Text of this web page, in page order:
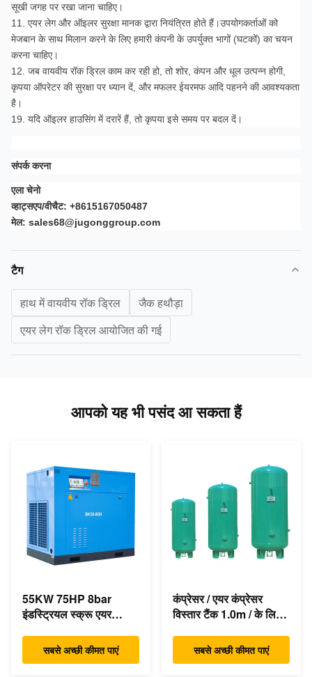
सूखी जगह पर रखा जाना चाहिए।
11. एयर लेग और ऑइलर सुरक्षा मानक द्वारा नियंत्रित होते हैं।उपयोगकर्ताओं को
मेजबान के साथ मिलान करने के लिए हमारी कंपनी के उपर्युक्त भागों (घटकों) का चयन
करना चाहिए।
12. जब वायवीय रॉक ड्रिल काम कर रही हो, तो शोर, कंपन और धूल उत्पन्न होगी,
कृपया ऑपरेटर की सुरक्षा पर ध्यान दें, और मफलर ईयरमफ आदि पहनने की आवश्यकता
है।
19. यदि ऑइलर हाउसिंग में दरारें हैं, तो कृपया इसे समय पर बदल दें।
संपर्क करना
एला चेनो
व्हाट्सएप/वीचैट: +8615167050487
मेल: sales68@jugonggroup.com
टैग
हाथ में वायवीय रॉक ड्रिल
जैक हथौड़ा
एयर लेग रॉक ड्रिल आयोजित की गई
आपको यह भी पसंद आ सकता हैं
55KW 75HP 8bar
इंडस्ट्रियल स्क्रू एयर
एसिंक्रोनस डायरेक्ट ड्राइव
सबसे अच्छी कीमत पाएं
कंप्रेसर / एयर कंप्रेसर
विस्तार टैंक 1.0m / के लिए
सबसे अच्छी कीमत पाएं